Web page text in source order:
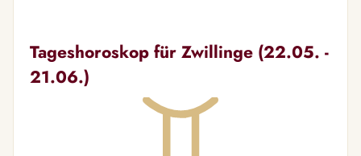
Tageshoroskop für Zwillinge (22.05. -
21.06.)